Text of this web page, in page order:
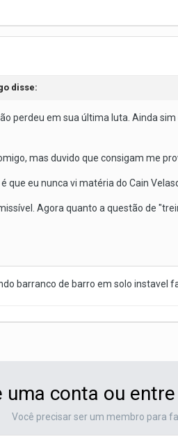
disse:
perdeu em sua última luta. Ainda
mas duvido que consigam me
que eu nunca vi matéria do Cain
Agora quanto a questão de
barranco de barro em solo instavel
uma conta ou
Você precisar ser um membro para